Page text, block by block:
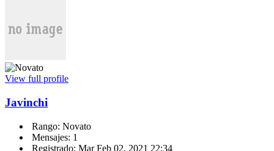
View full profile
Javinchi
Rango: Novato
Mensajes: 1
Registrado: Mar Feb 02, 2021 22:34